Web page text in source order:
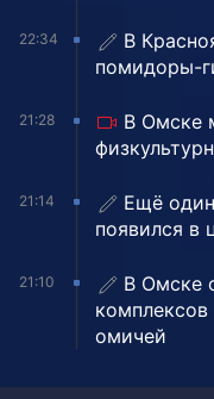
22:34
В
помидоры-
21:28
В Омске
21:14
Ещё
появился в
21:10
В Омске
омичей